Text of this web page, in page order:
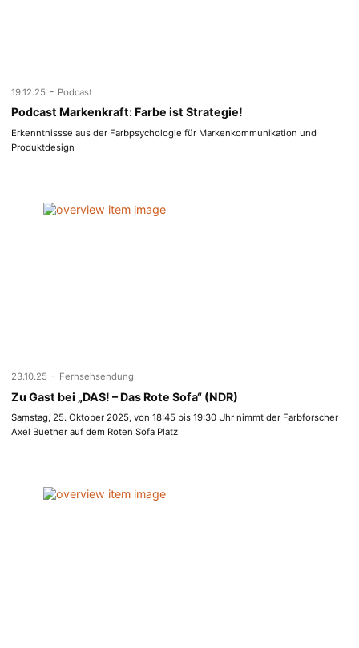
19.12.25 - Podcast
Podcast Markenkraft: Farbe ist Strategie!
Erkenntnissse aus der Farbpsychologie für Markenkommunikation und
Produktdesign
23.10.25 - Fernsehsendung
Zu Gast bei „DAS! – Das Rote Sofa“ (NDR)
Samstag, 25. Oktober 2025, von 18:45 bis 19:30 Uhr nimmt der Farbforscher
Axel Buether auf dem Roten Sofa Platz